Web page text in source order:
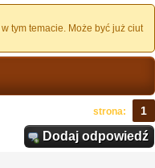
w tym temacie. Może być już ciut
strona: 1
Dodaj odpowiedź